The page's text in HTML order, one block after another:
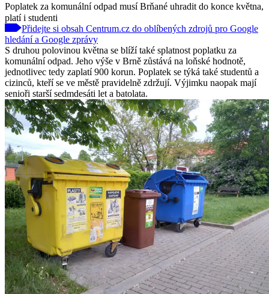
Poplatek za komunální odpad musí Brňané uhradit do konce května,
platí i studenti
Přidejte si obsah Centrum.cz do oblíbených zdrojů pro Google
hledání a Google zprávy
S druhou polovinou května se blíží také splatnost poplatku za
komunální odpad. Jeho výše v Brně zůstává na loňské hodnotě,
jednotlivec tedy zaplatí 900 korun. Poplatek se týká také studentů a
cizinců, kteří se ve městě pravidelně zdržují. Výjimku naopak mají
senioři starší sedmdesáti let a batolata.